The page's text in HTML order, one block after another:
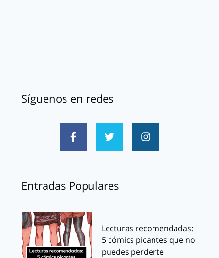
Síguenos en redes
Entradas Populares
Lecturas recomendadas:
5 cómics picantes que no
puedes perderte